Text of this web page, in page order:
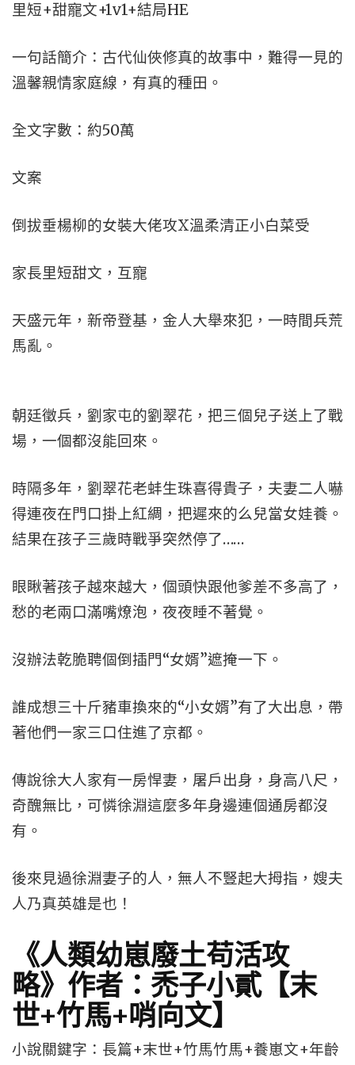
里短+甜寵文+1v1+結局HE
一句話簡介：古代仙俠修真的故事中，難得一見的
溫馨親情家庭線，有真的種田。
全文字數：約50萬
文案
倒拔垂楊柳的女裝大佬攻X溫柔清正小白菜受
家長里短甜文，互寵
天盛元年，新帝登基，金人大舉來犯，一時間兵荒
馬亂。
朝廷徵兵，劉家屯的劉翠花，把三個兒子送上了戰
場，一個都沒能回來。
時隔多年，劉翠花老蚌生珠喜得貴子，夫妻二人嚇
得連夜在門口掛上紅綢，把遲來的么兒當女娃養。
結果在孩子三歲時戰爭突然停了……
眼瞅著孩子越來越大，個頭快跟他爹差不多高了，
愁的老兩口滿嘴燎泡，夜夜睡不著覺。
沒辦法乾脆聘個倒插門“女婿”遮掩一下。
誰成想三十斤豬車換來的“小女婿”有了大出息，帶
著他們一家三口住進了京都。
傳說徐大人家有一房悍妻，屠戶出身，身高八尺，
奇醜無比，可憐徐淵這麼多年身邊連個通房都沒
有。
後來見過徐淵妻子的人，無人不豎起大拇指，嫂夫
人乃真英雄是也！
《人類幼崽廢土苟活攻
略》作者：禿子小貳【末
世+竹馬+哨向文】
小說關鍵字：長篇+末世+竹馬竹馬+養崽文+年齡